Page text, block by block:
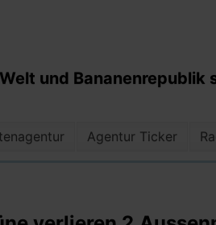
und
Agentur Ticker